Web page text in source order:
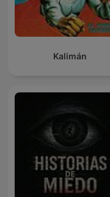
detrás de cada susurro.
Kalimán